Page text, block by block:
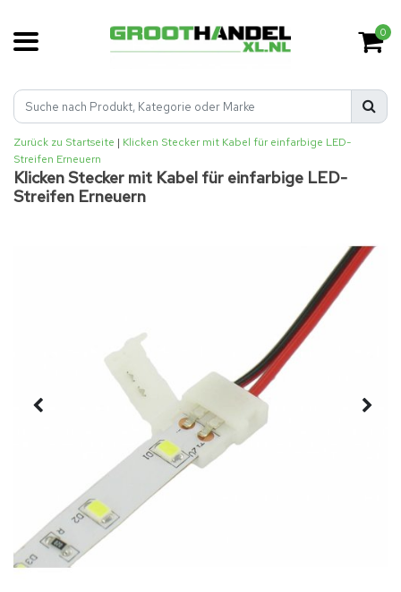
0
Zurück zu Startseite | Klicken Stecker mit Kabel für einfarbige LED-
Streifen Erneuern
Klicken Stecker mit Kabel für einfarbige LED-
Streifen Erneuern